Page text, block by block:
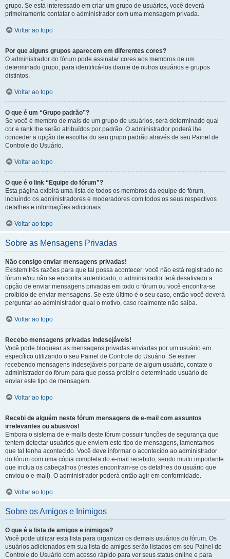
grupo. Se está interessado em criar um grupo de usuários, você deverá
primeiramente contatar o administrador com uma mensagem privada.
Voltar ao topo
Por que alguns grupos aparecem em diferentes cores?
O administrador do fórum pode assinalar cores aos membros de um
determinado grupo, para identificá-los diante de outros usuários e grupos
distintos.
Voltar ao topo
O que é um “Grupo padrão”?
Se você é membro de mais de um grupo de usuários, será determinado qual
cor e rank lhe serão atribuídos por padrão. O administrador poderá lhe
conceder a opção de escolha do seu grupo padrão através de seu Painel de
Controle do Usuário.
Voltar ao topo
O que é o link “Equipe do fórum”?
Esta página exibirá uma lista de todos os membros da equipe do fórum,
incluindo os administradores e moderadores com todos os seus respectivos
detalhes e informações adicionais.
Voltar ao topo
Sobre as Mensagens Privadas
Não consigo enviar mensagens privadas!
Existem três razões para que tal possa acontecer: você não está registrado no
fórum e/ou não se encontra autenticado, o administrador terá desativado a
opção de enviar mensagens privadas em todo o fórum ou você encontra-se
proibido de enviar mensagens. Se este último é o seu caso, então você deverá
perguntar ao administrador qual o motivo, caso realmente não saiba.
Voltar ao topo
Recebo mensagens privadas indesejáveis!
Você pode bloquear as mensagens privadas enviadas por um usuário em
específico utilizando o seu Painel de Controle do Usuário. Se estiver
recebendo mensagens indesejáveis por parte de algum usuário, contate o
administrador do fórum para que possa proibir o determinado usuário de
enviar este tipo de mensagem.
Voltar ao topo
Recebi de alguém neste fórum mensagens de e-mail com assuntos
irrelevantes ou abusivos!
Embora o sistema de e-mails deste fórum possuir funções de segurança que
tentem detectar usuários que enviem este tipo de mensagens, lamentamos
que tal tenha acontecido. Você deve informar o acontecido ao administrador
do fórum com uma cópia completa do e-mail recebido, sendo muito importante
que inclua os cabeçalhos (nestes encontram-se os detalhes do usuário que
enviou o e-mail). O administrador poderá então agir em conformidade.
Voltar ao topo
Sobre os Amigos e Inimigos
O que é a lista de amigos e inimigos?
Você pode utilizar esta lista para organizar os demais usuários do fórum. Os
usuários adicionados em sua lista de amigos serão listados em seu Painel de
Controle do Usuário com acesso rápido para ver seus status online e para